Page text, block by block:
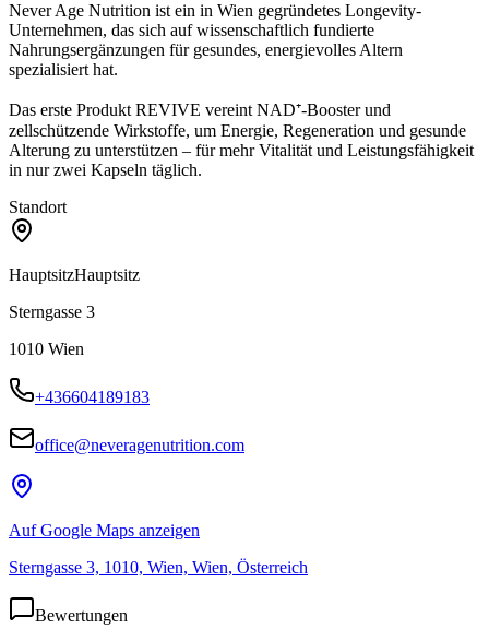
Never Age Nutrition ist ein in Wien gegründetes Longevity-
Unternehmen, das sich auf wissenschaftlich fundierte
Nahrungsergänzungen für gesundes, energievolles Altern
spezialisiert hat.
Das erste Produkt REVIVE vereint NAD⁺-Booster und
zellschützende Wirkstoffe, um Energie, Regeneration und gesunde
Alterung zu unterstützen – für mehr Vitalität und Leistungsfähigkeit
in nur zwei Kapseln täglich.
Standort
HauptsitzHauptsitz
Sterngasse 3
1010 Wien
+436604189183
office@neveragenutrition.com
Auf Google Maps anzeigen
Sterngasse 3, 1010, Wien, Wien, Österreich
Bewertungen